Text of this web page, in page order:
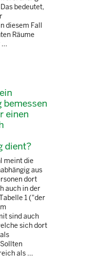
bedeutet,
diesem Fall
Räume
einen
dient?
meint die
aus
dort
auch in der
1 ("der
sind auch
sich dort
als ...